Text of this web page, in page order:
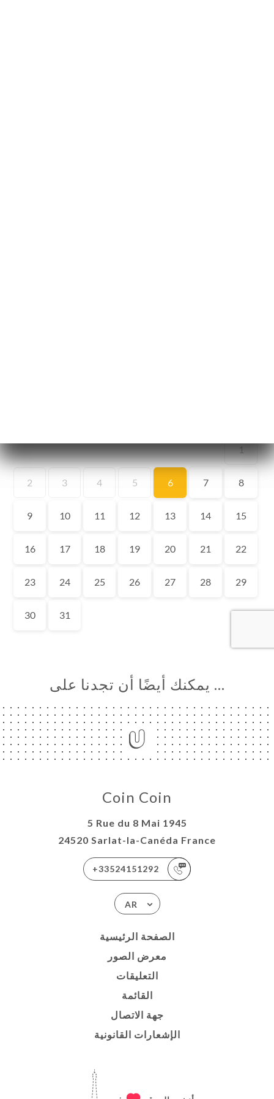
… يمكنك أيضًا أن تجدنا على
Coin Coin
5 Rue du 8 Mai 1945
24520 Sarlat-la-Canéda France
+33524151292
AR
الصفحة الرئيسية
معرض الصور
التعليقات
القائمة
جهة الاتصال
الإشعارات القانونية